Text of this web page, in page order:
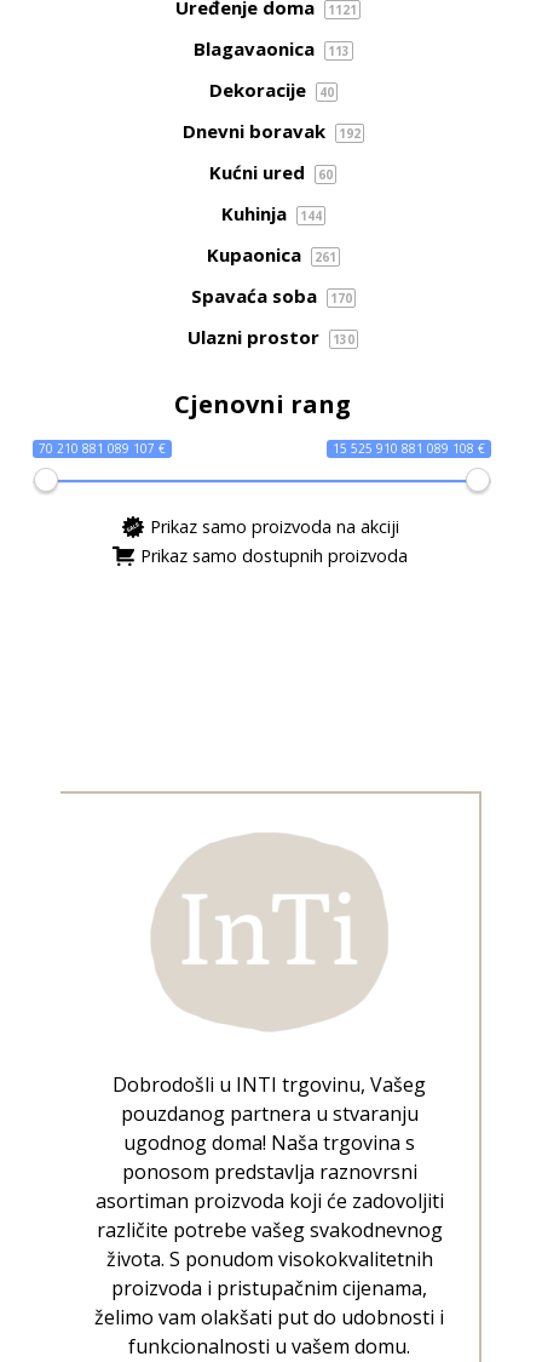
Uređenje doma 1121
Blagavaonica 113
Dekoracije 40
Dnevni boravak 192
Kućni ured 60
Kuhinja 144
Kupaonica 261
Spavaća soba 170
Ulazni prostor 130
Cjenovni rang
70 210 881 089 107 € 15 525 910 881 089 108 €
Prikaz samo proizvoda na akciji
Prikaz samo dostupnih proizvoda
Dobrodošli u INTI trgovinu, Vašeg
pouzdanog partnera u stvaranju
ugodnog doma! Naša trgovina s
ponosom predstavlja raznovrsni
asortiman proizvoda koji će zadovoljiti
različite potrebe vašeg svakodnevnog
života. S ponudom visokokvalitetnih
proizvoda i pristupačnim cijenama,
želimo vam olakšati put do udobnosti i
funkcionalnosti u vašem domu.